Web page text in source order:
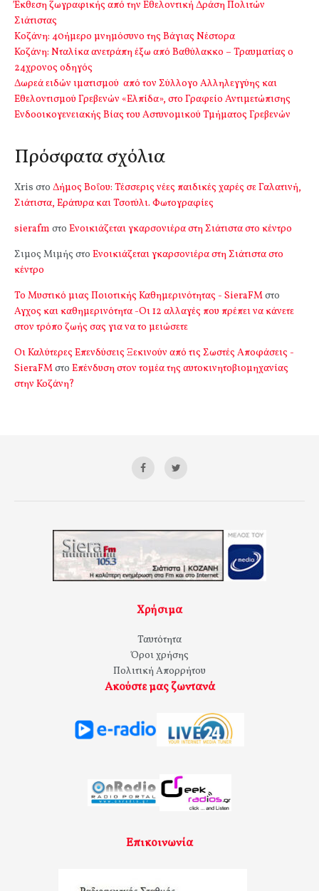
Έκθεση ζωγραφικής από την Εθελοντική Δράση Πολιτών
Σιάτιστας
Kοζάνη: 40ήμερο μνημόσυνο της Βάγιας Νέστορα
Κοζάνη: Νταλίκα ανετράπη έξω από Βαθύλακκο – Τραυματίας ο
24χρονος οδηγός
Δωρεά ειδών ιματισμού από τον Σύλλογο Αλληλεγγύης και
Εθελοντισμού Γρεβενών «Ελπίδα», στο Γραφείο Αντιμετώπισης
Ενδοοικογενειακής Βίας του Αστυνομικού Τμήματος Γρεβενών
Πρόσφατα σχόλια
Xris στο Δήμος Βοΐου: Τέσσερις νέες παιδικές χαρές σε Γαλατινή,
Σιάτιστα, Εράτυρα και Τσοτύλι. Φωτογραφίες
sierafm στο Ενοικιάζεται γκαρσονιέρα στη Σιάτιστα στο κέντρο
Σιμος Μιμής στο Ενοικιάζεται γκαρσονιέρα στη Σιάτιστα στο
κέντρο
Το Μυστικό μιας Ποιοτικής Καθημερινότητας - SieraFMστο
Αγχος και καθημερινότητα -Οι 12 αλλαγές που πρέπει να κάνετε
στον τρόπο ζωής σας για να το μειώσετε
Οι Καλύτερες Επενδύσεις Ξεκινούν από τις Σωστές Αποφάσεις -
SieraFMστο Επένδυση στον τομέα της αυτοκινητοβιομηχανίας
στην Κοζάνη?
Χρήσιμα
Ταυτότητα
Όροι χρήσης
Πολιτική Απορρήτου
Ακούστε μας ζωντανά
Επικοινωνία